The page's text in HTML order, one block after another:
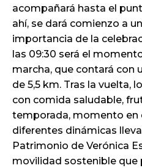
acompañará hasta el
ahí, se dará comienzo a
importancia de la
las 09:30 será el
marcha, que contará con
de 5,5 km. Tras la vuelta,
con comida saludable,
temporada, momento en
diferentes dinámicas
Patrimonio de Verónica
movilidad sostenible que